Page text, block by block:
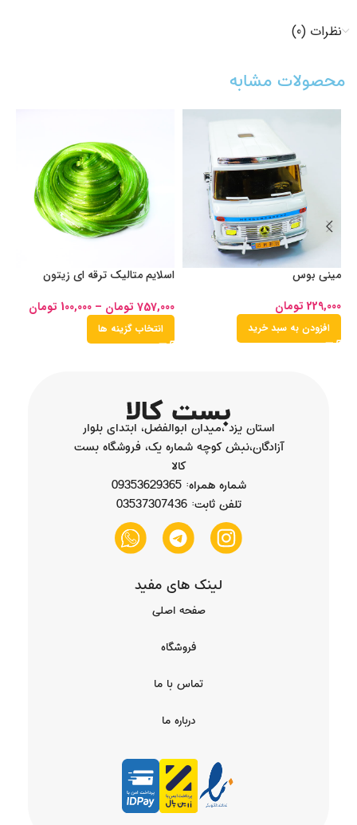
نظرات (0)
محصولات مشابه
مینی بوس
229,000 تومان
افزودن به سبد خرید
اسلایم متالیک ترقه ای زیتون
757,000 تومان –
100,000 تومان
انتخاب گزینه ها
استان یزد ،میدان ابوالفضل، ابتدای بلوار
آزادگان،نبش کوچه شماره یک، فروشگاه بست
کالا
شماره همراه: 09353629365
تلفن ثابت: 03537307436
لینک های مفید
صفحه اصلی
فروشگاه
تماس با ما
درباره ما